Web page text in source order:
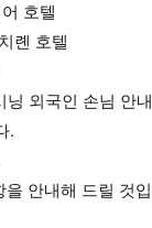
호텔
롄 호텔
외국인 손님 안내
.
안내해 드릴 것